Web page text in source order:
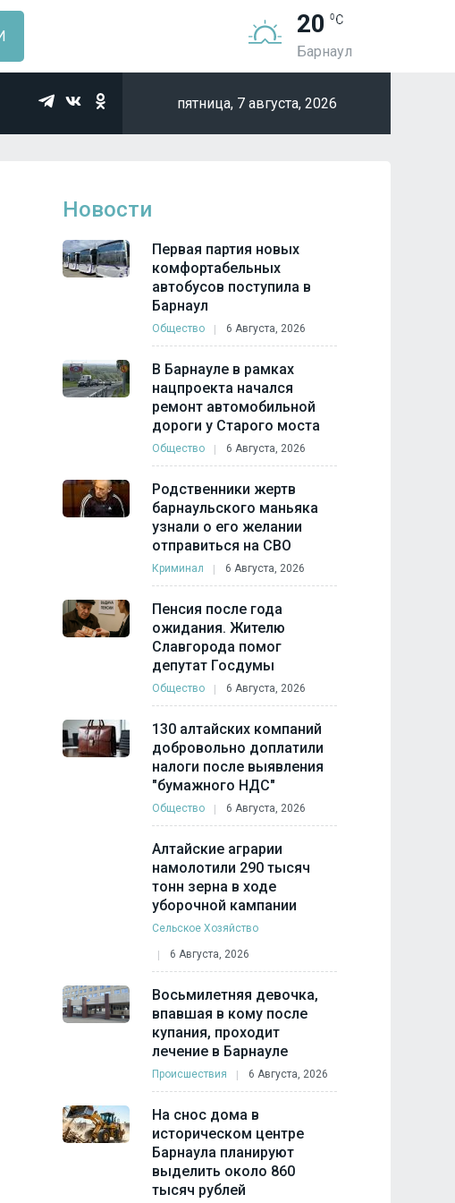
20
Барнаул
пятница, 7 августа, 2026
Новости
Первая партия новых
комфортабельных
автобусов поступила в
Барнаул
Общество 6 Августа, 2026
В Барнауле в рамках
нацпроекта начался
ремонт автомобильной
дороги у Старого моста
Общество 6 Августа, 2026
Родственники жертв
барнаульского маньяка
узнали о его желании
отправиться на СВО
Криминал 6 Августа, 2026
Пенсия после года
ожидания. Жителю
Славгорода помог
депутат Госдумы
Общество 6 Августа, 2026
130 алтайских компаний
добровольно доплатили
налоги после выявления
"бумажного НДС"
Общество 6 Августа, 2026
Алтайские аграрии
намолотили 290 тысяч
тонн зерна в ходе
уборочной кампании
Сельское Хозяйство
6 Августа, 2026
Восьмилетняя девочка,
впавшая в кому после
купания, проходит
лечение в Барнауле
Происшествия 6 Августа, 2026
На снос дома в
историческом центре
Барнаула планируют
выделить около 860
тысяч рублей